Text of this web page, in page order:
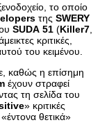
το οποίο
της SWERY
SUDA 51 (Killer7
κριτικές,
του κειμένου.
καθώς η επίσημη
έχουν στραφεί
τη σελίδα του
» κριτικές
θετικά»